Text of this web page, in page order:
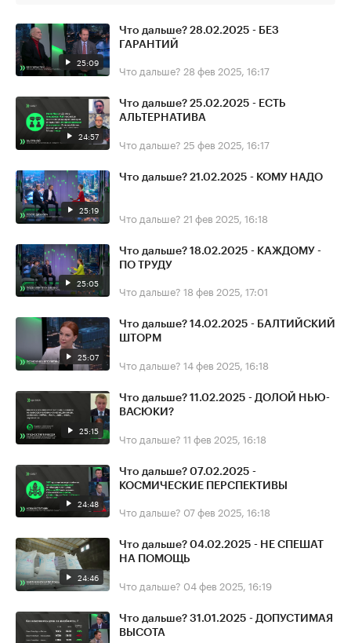
25:09
Что дальше? 28.02.2025 - БЕЗ
ГАРАНТИЙ
Что дальше? 28 фев 2025, 16:17
24:57
Что дальше? 25.02.2025 - ЕСТЬ
АЛЬТЕРНАТИВА
Что дальше? 25 фев 2025, 16:17
25:19
Что дальше? 21.02.2025 - КОМУ НАДО
Что дальше? 21 фев 2025, 16:18
25:05
Что дальше? 18.02.2025 - КАЖДОМУ -
ПО ТРУДУ
Что дальше? 18 фев 2025, 17:01
25:07
Что дальше? 14.02.2025 - БАЛТИЙСКИЙ
ШТОРМ
Что дальше? 14 фев 2025, 16:18
25:15
Что дальше? 11.02.2025 - ДОЛОЙ НЬЮ-
ВАСЮКИ?
Что дальше? 11 фев 2025, 16:18
24:48
Что дальше? 07.02.2025 -
КОСМИЧЕСКИЕ ПЕРСПЕКТИВЫ
Что дальше? 07 фев 2025, 16:18
24:46
Что дальше? 04.02.2025 - НЕ СПЕШАТ
НА ПОМОЩЬ
Что дальше? 04 фев 2025, 16:19
Что дальше? 31.01.2025 - ДОПУСТИМАЯ
ВЫСОТА